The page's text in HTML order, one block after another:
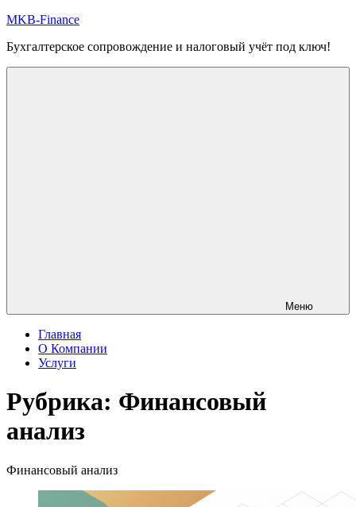
Перейти
содержимому
MKB-Finance
Бухгалтерское сопровождение и налоговый учёт под ключ!
Меню
Главная
О Компании
Услуги
Рубрика: Финансовый
анализ
Финансовый анализ